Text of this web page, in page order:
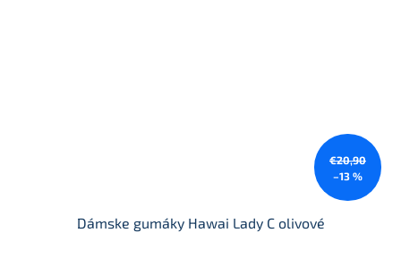
€20,90
–13 %
Dámske gumáky Hawai Lady C olivové